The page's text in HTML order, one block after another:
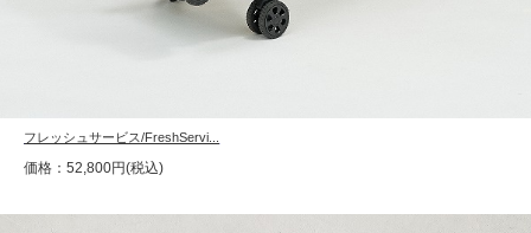
フレッシュサービス/FreshServi...
価格：52,800円(税込)